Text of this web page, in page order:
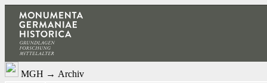
MGH → Archiv